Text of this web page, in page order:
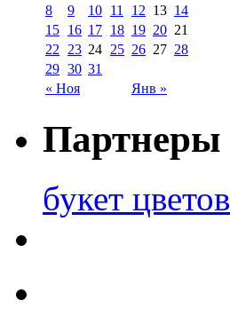
« Ноя Янв »
8
9 10 11 12 13 14
15 16 17 18 19 20 21
22
23 24 25 26 27 28
29 30 31
Партнеры
букет цветов